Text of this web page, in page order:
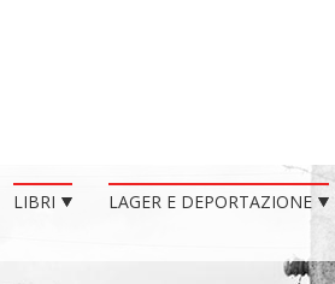
LIBRI LAGER E DEPORTAZIONE